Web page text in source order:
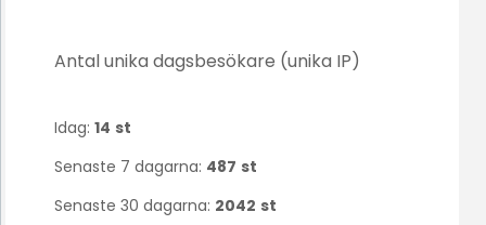
Antal unika dagsbesökare (unika IP)
Idag: 14 st
Senaste 7 dagarna: 487 st
Senaste 30 dagarna: 2042 st